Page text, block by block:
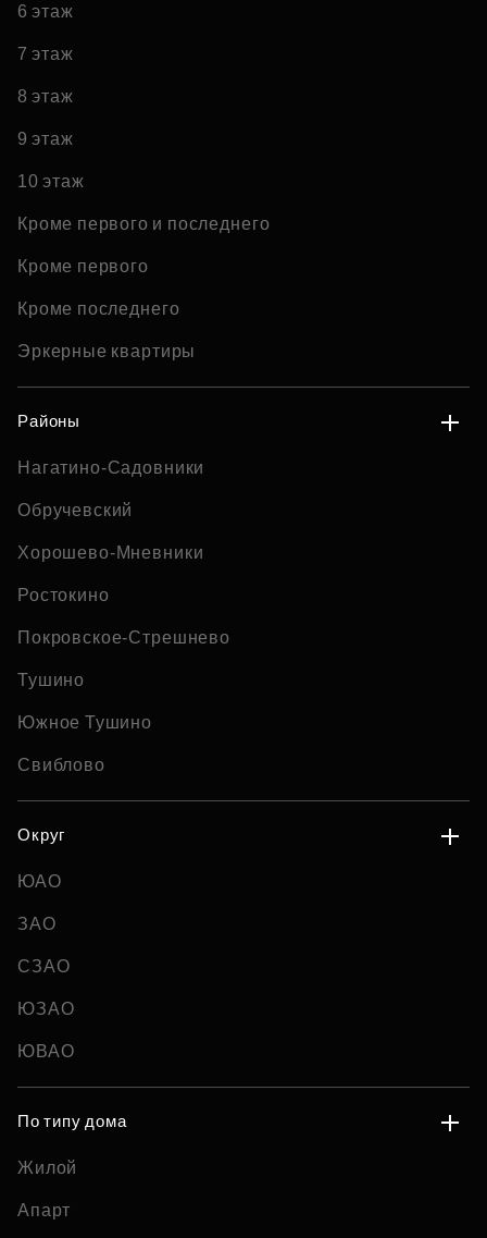
6 этаж
7 этаж
8 этаж
9 этаж
10 этаж
Кроме первого и последнего
Кроме первого
Кроме последнего
Эркерные квартиры
Районы
Нагатино-Садовники
Обручевский
Хорошево-Мневники
Ростокино
Покровское-Стрешнево
Тушино
Южное Тушино
Свиблово
Округ
ЮАО
ЗАО
СЗАО
ЮЗАО
ЮВАО
По типу дома
Жилой
Апарт